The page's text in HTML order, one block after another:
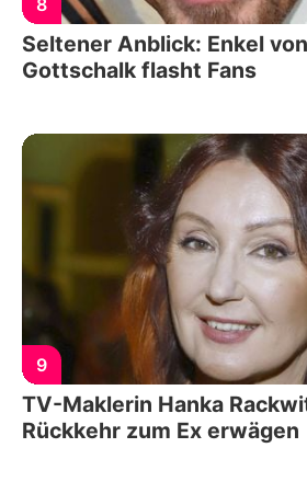
Seltener Anblick: Enkel
Gottschalk flasht Fans
9
TV-Maklerin Hanka
Rückkehr zum Ex erwägen